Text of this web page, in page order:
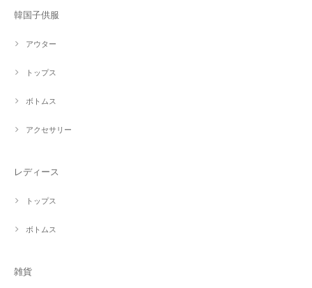
韓国子供服
アウター
トップス
ボトムス
アクセサリー
レディース
トップス
ボトムス
雑貨